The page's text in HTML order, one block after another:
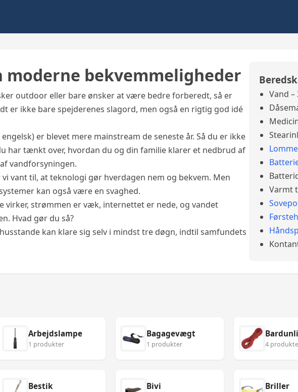
moderne bekvemmeligheder
outdoor eller bare ønsker at være bedre forberedt, så er
er ikke bare spejderenes slagord, men også en rigtig god idé
er blevet mere mainstream de seneste år. Så du er ikke
har tænkt over, hvordan du og din familie klarer et nedbrud af
vandforsyningen.
vant til, at teknologi gør hverdagen nem og bekvem. Men
kan også være en svaghed.
virker, strømmen er væk, internettet er nede, og vandet
Hvad gør du så?
kan klare sig selv i mindst tre døgn, indtil samfundets
Vand
Varmt
Arbejdslampe
1 produkter
Bagagevægt
1 produkter 4
Bestik Bivi Briller